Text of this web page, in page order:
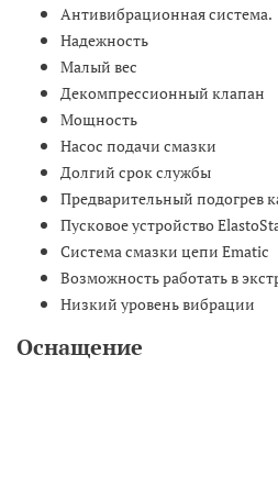
Антивибрационная система.
Надежность
Малый вес
Декомпрессионный клапан
Мощность
Насос подачи смазки
Долгий срок службы
Предварительный подогрев
Пусковое устройство
Система смазки цепи Ematic
Возможность работать в
Низкий уровень вибрации
Оснащение